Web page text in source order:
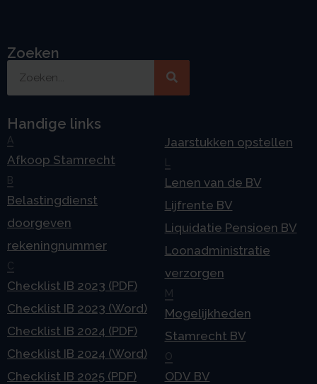
Zoeken
Handige links
A
Afkoop Stamrecht
B
Belastingdienst
doorgeven
rekeningnummer
C
Checklist IB 2023 (PDF)
Checklist IB 2023 (Word)
Checklist IB 2024 (PDF)
Checklist IB 2024 (Word)
Checklist IB 2025 (PDF)
Jaarstukken opstellen
Lenen van de BV
Lijfrente BV
Liquidatie Pensioen BV
Loonadministratie
verzorgen
M
Mogelijkheden
Stamrecht BV
O
ODV BV